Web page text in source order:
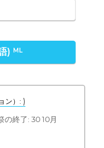
) ML
ン）: )
終了: 30 10月